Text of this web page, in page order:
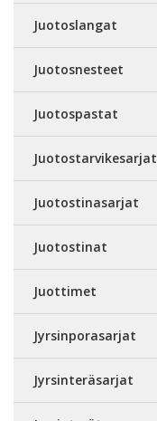
Juotoslangat
Juotosnesteet
Juotospastat
Juotostarvikesarjat
Juotostinasarjat
Juotostinat
Juottimet
Jyrsinporasarjat
Jyrsinteräsarjat